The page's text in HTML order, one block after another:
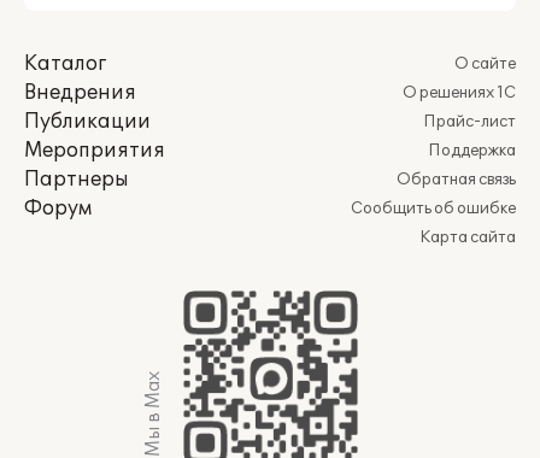
Каталог
Внедрения
Публикации
Мероприятия
Партнеры
Форум
О сайте
О решениях 1С
Прайс-лист
Поддержка
Обратная связь
Сообщить об ошибке
Карта сайта
Мы в Max